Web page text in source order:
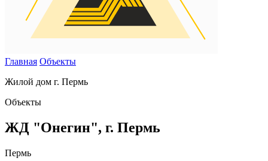
Главная Объекты
Жилой дом г. Пермь
Объекты
ЖД "Онегин", г. Пермь
Пермь